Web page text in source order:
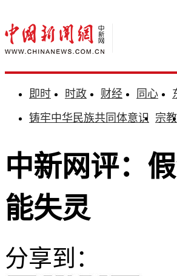
即时 时政 财经 同心
铸牢中华民族共同体意识 宗教
中新网评：
能失灵
分享到：